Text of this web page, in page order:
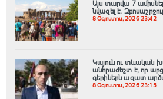
Այս տարվա 7
նվազել է.
8 Օգոստոս, 2026 23:42
Կայուն ու տևական
անհրաժեշտ է, որ
գերիներն ազատ
8 Օգոստոս, 2026 23:15